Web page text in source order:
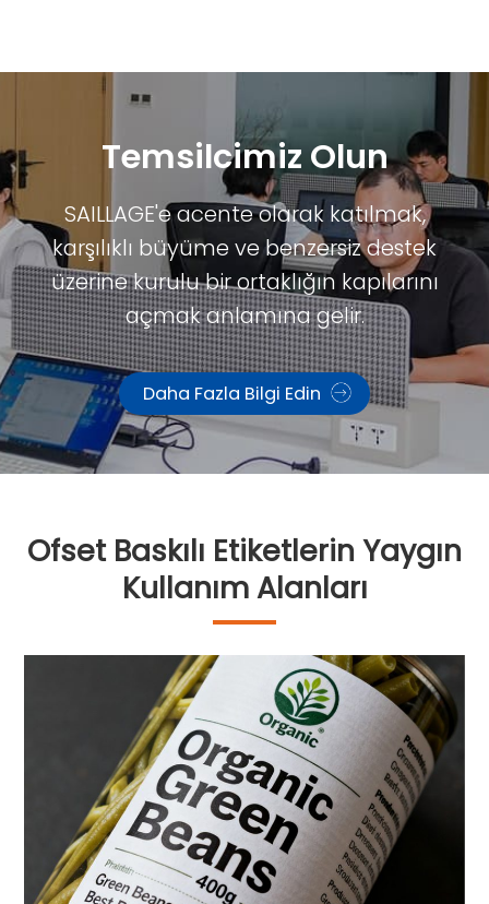
Temsilcimiz Olun
SAILLAGE'e acente olarak katılmak,
karşılıklı büyüme ve benzersiz destek
üzerine kurulu bir ortaklığın kapılarını
açmak anlamına gelir.
Daha Fazla Bilgi Edin
Ofset Baskılı Etiketlerin Yaygın
Kullanım Alanları